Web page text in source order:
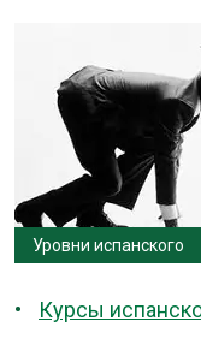
Уровни испанского
Курсы